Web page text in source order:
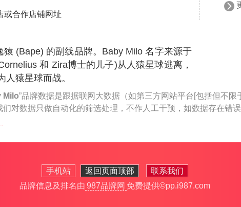
或合作店铺网址
(Bape) 的副线品牌。Baby Milo 名字来源于
和 Zira博士的儿子)从人猿星球逃离，
猿星球而战。
Milo”品牌数据是跟据联网大数据（如第三方网站平台[包括但不限
对数据只做自动化的筛选处理，不作人工干预，如数据存在错
手机站 返回页面顶部
联系我们
品牌信息及排名由 987品牌网 免费提供©pp.i987.com